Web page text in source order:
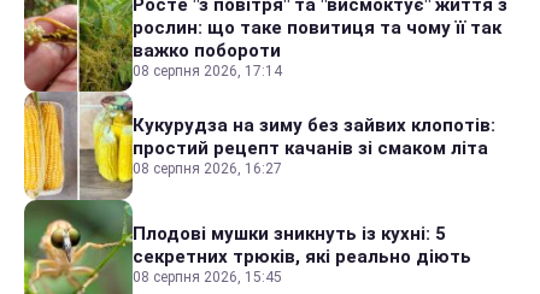
Росте "з повітря" та "висмоктує" життя з
рослин: що таке повитиця та чому її так
важко побороти
08 серпня 2026, 17:14
Кукурудза на зиму без зайвих клопотів:
простий рецепт качанів зі смаком літа
08 серпня 2026, 16:27
Плодові мушки зникнуть із кухні: 5
секретних трюків, які реально діють
08 серпня 2026, 15:45